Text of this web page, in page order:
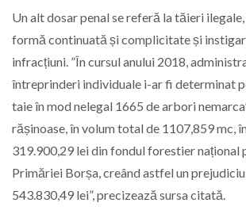
Un alt dosar penal se referă la tăieri
formă continuată și complicitate și
infracțiuni. ”În cursul anului 2018,
întreprinderi individuale i-ar fi determinat
taie în mod nelegal 1665 de arbori
rășinoase, în volum total de 1107,859 mc,
319.900,29 lei din fondul forestier național
Primăriei Borșa, creând astfel un
543.830,49 lei”, precizează sursa citată.